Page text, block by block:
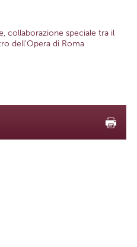
collaborazione speciale tra il
dell'Opera di Roma